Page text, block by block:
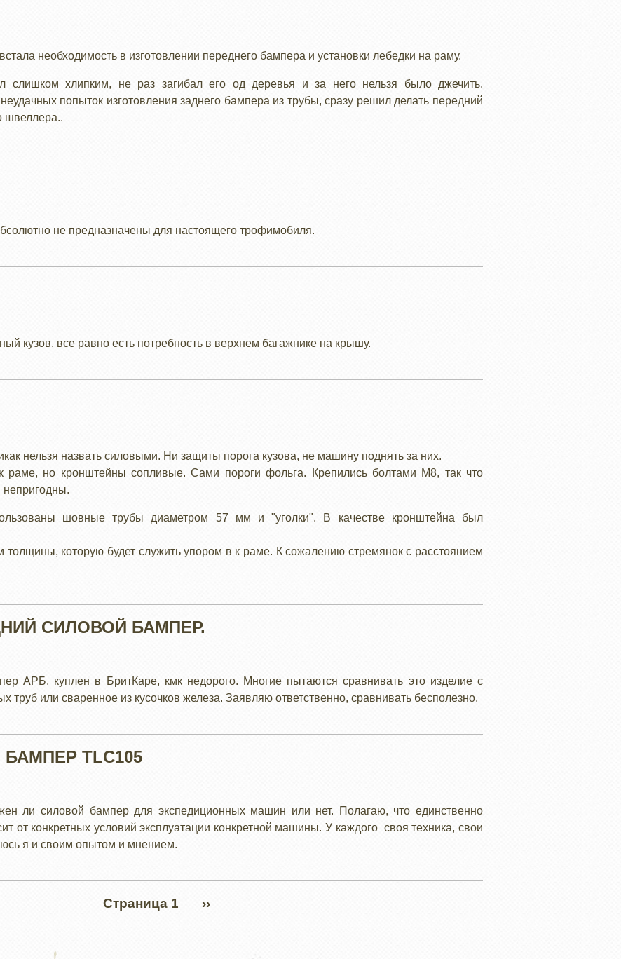
необходимость в изготовлении переднего бампера и установки лебедки на раму.
слишком хлипким, не раз загибал его од деревья и за него нельзя было джечить.
попыток изготовления заднего бампера из трубы, сразу решил делать передний
швеллера..
не предназначены для настоящего трофимобиля.
кузов, все равно есть потребность в верхнем багажнике на крышу.
нельзя назвать силовыми. Ни защиты порога кузова, не машину поднять за них.
к раме, но кронштейны сопливые. Сами пороги фольга. Крепились болтами М8, так что
шовные трубы диаметром 57 мм и "уголки". В качестве кронштейна был
которую будет служить упором в к раме. К сожалению стремянок с расстоянием
СИЛОВОЙ БАМПЕР.
АРБ, куплен в БритКаре, кмк недорого. Многие пытаются сравнивать это изделие с
труб или сваренное из кусочков железа. Заявляю ответственно, сравнивать бесполезно.
TLC105
ли силовой бампер для экспедиционных машин или нет. Полагаю, что единственно
от конкретных условий эксплуатации конкретной машины. У каждого своя техника, свои
я и своим опытом и мнением.
Страница 1
СЛЕДУЮЩАЯ
››